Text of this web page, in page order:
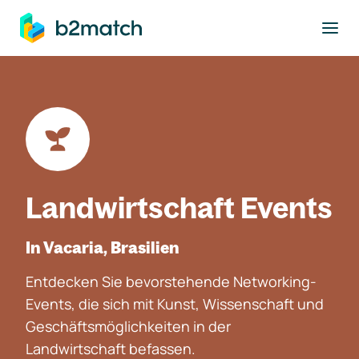
springen
Landwirtschaft Events
In Vacaria, Brasilien
Entdecken Sie bevorstehende Networking-
Events, die sich mit Kunst, Wissenschaft und
Geschäftsmöglichkeiten in der
Landwirtschaft befassen.